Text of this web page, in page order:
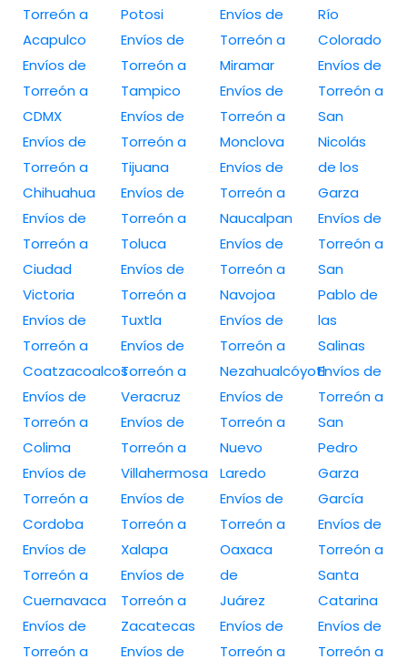
Torreón a
Acapulco
Envíos de
Torreón a
CDMX
Envíos de
Torreón a
Chihuahua
Envíos de
Torreón a
Ciudad
Victoria
Envíos de
Torreón a
Coatzacoalcos
Envíos de
Torreón a
Colima
Envíos de
Torreón a
Cordoba
Envíos de
Torreón a
Cuernavaca
Envíos de
Torreón a
Potosi
Envíos de
Torreón a
Tampico
Envíos de
Torreón a
Tijuana
Envíos de
Torreón a
Toluca
Envíos de
Torreón a
Tuxtla
Envíos de
Torreón a
Veracruz
Envíos de
Torreón a
Villahermosa
Envíos de
Torreón a
Xalapa
Envíos de
Torreón a
Zacatecas
Envíos de
Envíos de
Torreón a
Miramar
Envíos de
Torreón a
Monclova
Envíos de
Torreón a
Naucalpan
Envíos de
Torreón a
Navojoa
Envíos de
Torreón a
Nezahualcóyotl
Envíos de
Torreón a
Nuevo
Laredo
Envíos de
Torreón a
Oaxaca
de
Juárez
Envíos de
Torreón a
Río
Colorado
Envíos de
Torreón a
San
Nicolás
de los
Garza
Envíos de
Torreón a
San
Pablo de
las
Salinas
Envíos de
Torreón a
San
Pedro
Garza
García
Envíos de
Torreón a
Santa
Catarina
Envíos de
Torreón a